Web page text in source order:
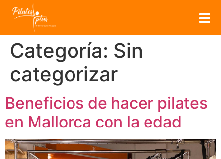
Categoría: Sin
categorizar
Beneficios de hacer pilates
en Mallorca con la edad